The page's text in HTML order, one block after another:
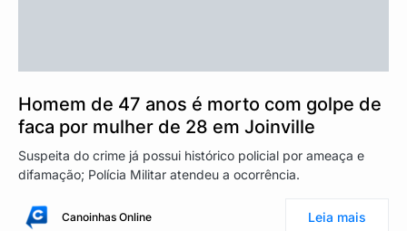
Homem de 47 anos é morto com golpe de
faca por mulher de 28 em Joinville
Suspeita do crime já possui histórico policial por ameaça e
difamação; Polícia Militar atendeu a ocorrência.
Canoinhas Online Leia mais